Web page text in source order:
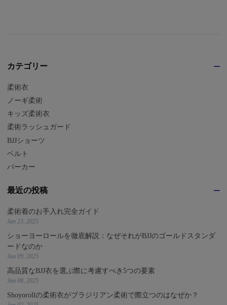
カテゴリー
柔術衣
ノーギ柔術
キッズ柔術衣
柔術ラッシュガード
BJJショーツ
ベルト
パーカー
最近の投稿
柔術着のお手入れ完全ガイド
Jan 23, 2025
ショーヨーロールを徹底解説：なぜそれがBJJのゴールドスタンダ
ードなのか
Jan 09, 2025
高品質なBJJ衣を選ぶ際に考慮すべき5つの要素
Jan 08, 2025
Shoyorollの柔術衣がブラジリアン柔術で際立つのはなぜか？